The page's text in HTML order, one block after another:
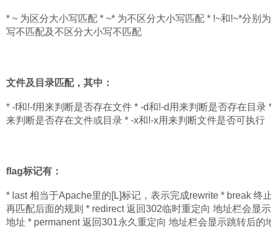
* ~ 为区分大小写匹配 * ~* 为不区分大小写匹配 * !~和!~*分别
写不匹配及不区分大小写不匹配
文件及目录匹配，其中：
* -f和!-f用来判断是否存在文件 * -d和!-d用来判断是否存在目录
来判断是否存在文件或目录 * -x和!-x用来判断文件是否可执行
flag标记有：
* last 相当于Apache里的[L]标记，表示完成rewrite * break 终
再匹配后面的规则 * redirect 返回302临时重定向 地址栏会显
地址 * permanent 返回301永久重定向 地址栏会显示跳转后的